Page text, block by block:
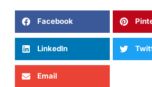
Facebook
LinkedIn
Email